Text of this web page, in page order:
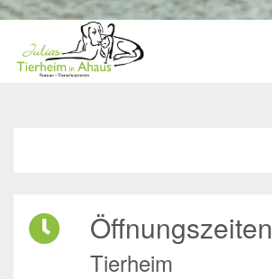
Öffnungszeiten
Tierheim